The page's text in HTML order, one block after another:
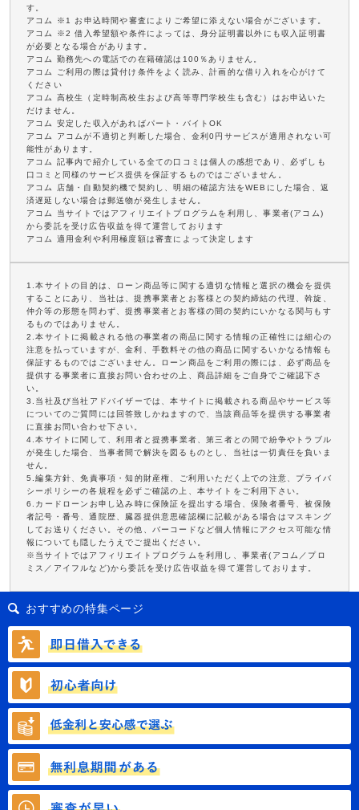
す。
アコム ※1 お申込時間や審査によりご希望に添えない場合がございます。
アコム ※2 借入希望額や条件によっては、身分証明書以外にも収入証明書
が必要となる場合があります。
アコム 勤務先への電話での在籍確認は100％ありません。
アコム ご利用の際は貸付け条件をよく読み、計画的な借り入れを心がけて
ください
アコム 高校生（定時制高校生および高等専門学校生も含む）はお申込いた
だけません。
アコム 安定した収入があればパート・バイトOK
アコム アコムが不適切と判断した場合、金利0円サービスが適用されない可
能性があります。
アコム 記事内で紹介している全ての口コミは個人の感想であり、必ずしも
口コミと同様のサービス提供を保証するものではございません。
アコム 店舗・自動契約機で契約し、明細の確認方法をWEBにした場合、返
済遅延しない場合は郵送物が発生しません。
アコム 当サイトではアフィリエイトプログラムを利用し、事業者(アコム)
から委託を受け広告収益を得て運営しております
アコム 適用金利や利用極度額は審査によって決定します
1.本サイトの目的は、ローン商品等に関する適切な情報と選択の機会を提供
することにあり、当社は、提携事業者とお客様との契約締結の代理、斡旋、
仲介等の形態を問わず、提携事業者とお客様の間の契約にいかなる関与もす
るものではありません。
2.本サイトに掲載される他の事業者の商品に関する情報の正確性には細心の
注意を払っていますが、金利、手数料その他の商品に関するいかなる情報も
保証するものではございません。ローン商品をご利用の際には、必ず商品を
提供する事業者に直接お問い合わせの上、商品詳細をご自身でご確認下さ
い。
3.当社及び当社アドバイザーでは、本サイトに掲載される商品やサービス等
についてのご質問には回答致しかねますので、当該商品等を提供する事業者
に直接お問い合わせ下さい。
4.本サイトに関して、利用者と提携事業者、第三者との間で紛争やトラブル
が発生した場合、当事者間で解決を図るものとし、当社は一切責任を負いま
せん。
5.編集方針、免責事項・知的財産権、ご利用いただく上での注意、プライバ
シーポリシーの各規程を必ずご確認の上、本サイトをご利用下さい。
6.カードローンお申し込み時に保険証を提出する場合、保険者番号、被保険
者記号・番号、通院歴、臓器提供意思確認欄に記載がある場合はマスキング
してお送りください。その他、バーコードなど個人情報にアクセス可能な情
報についても隠したうえでご提出ください。
※当サイトではアフィリエイトプログラムを利用し、事業者(アコム／プロ
ミス／アイフルなど)から委託を受け広告収益を得て運営しております。
おすすめの特集ページ